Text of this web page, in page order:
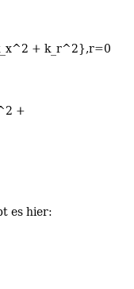
+ k_r^2},r=0
es hier: